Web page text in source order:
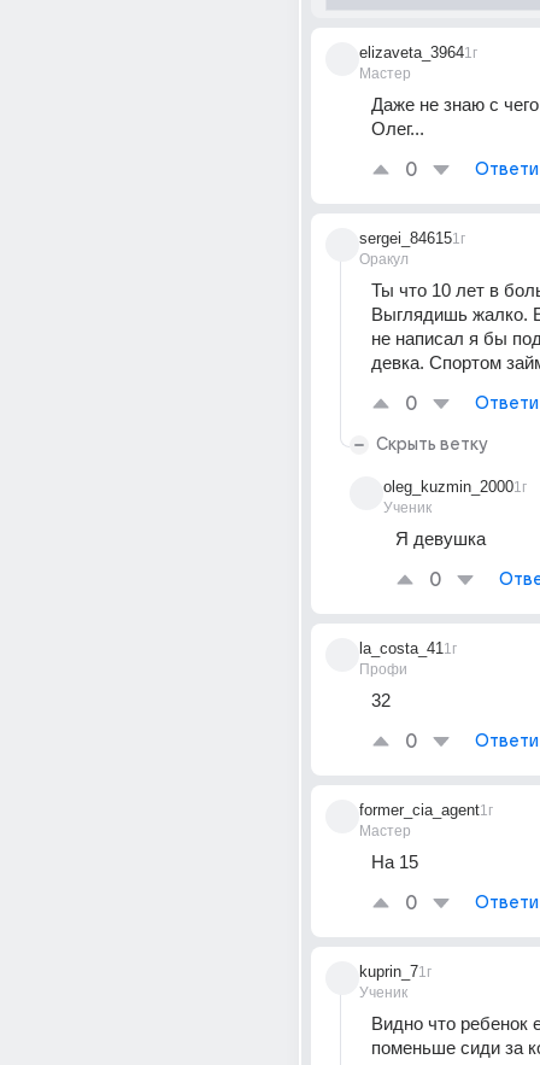
elizaveta_3964
Мастер
1г
Даже не знаю с
Олег...
0
sergei_84615
Оракул
1г
Ты что 10 лет в
Выглядишь жалко.
не написал я бы
девка. Спортом
0
Скрыть ветку
oleg_kuzmin_2000
Ученик
1г
Я девушка
0
la_costa_41
Профи
1г
32
0
former_cia_agent
Мастер
1г
На 15
0
kuprin_7
Ученик
1г
Видно что ребенок
поменьше сиди за